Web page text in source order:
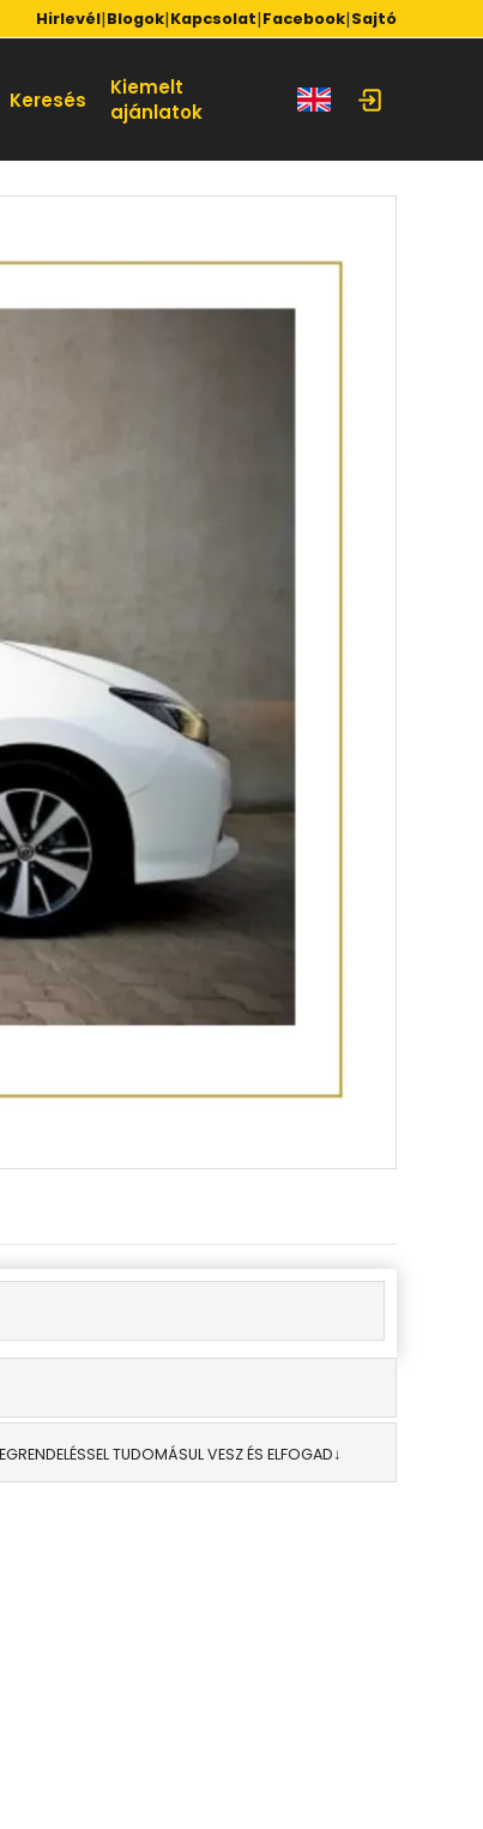
Hirlevél|Blogok|Kapcsolat|Facebook|Sajtó
Keresés
Kiemelt
ajánlatok
TUDOMÁSUL VESZ ÉS ELFOGAD↓